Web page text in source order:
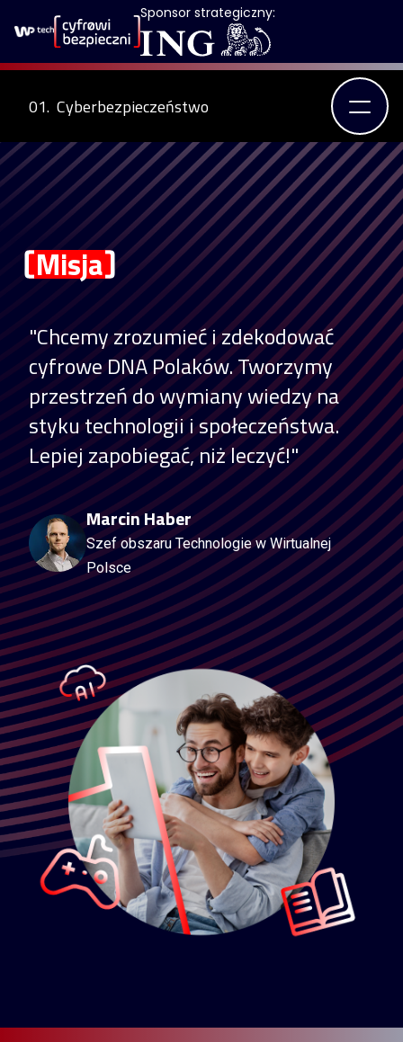
Sponsor strategiczny:
01. Cyberbezpieczeństwo
Misja
"Chcemy zrozumieć i zdekodować
cyfrowe DNA Polaków. Tworzymy
przestrzeń do wymiany wiedzy na
styku technologii i społeczeństwa.
Lepiej zapobiegać, niż leczyć!"
Marcin Haber
Szef obszaru Technologie w Wirtualnej
Polsce